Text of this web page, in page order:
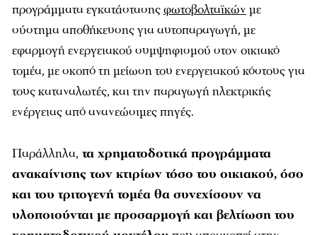
προγράμματα εγκατάστασηςφωτοβολταϊκών με
σύστημα αποθήκευσης για αυτοπαραγωγή, με
εφαρμογή ενεργειακού συμψηφισμού στον οικιακό
τομέα, με σκοπό τη μείωση του ενεργειακού κόστους για
τους καταναλωτές, και την παραγωγή ηλεκτρικής
ενέργειας από ανανεώσιμες πηγές.
Παράλληλα, τα χρηματοδοτικά προγράμματα
ανακαίνισης των κτιρίων τόσο του οικιακού, όσο
και του τριτογενή τομέα θα συνεχίσουν να
υλοποιούνται με προσαρμογή και βελτίωση του